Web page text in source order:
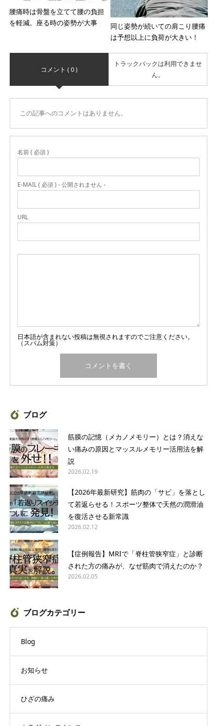
腰痛時は骨盤を立てて腰の負担
を軽減。座る時の姿勢が大事
同じ姿勢が続いての肩こり腰痛
は予想以上に負荷が大きい！
コメント ( 0 )
トラックバックは利用できませ
ん。
この記事へのコメントはありません。
名前 ( 必須 )
E-MAIL ( 必須 ) - 公開されません -
URL
日本語が含まれない投稿は無視されますのでご注意ください。
（スパム対策）
ブログ
筋膜の記憶（メカノメモリー）とは？消えな
い痛みの原因とマッスルメモリー活用法を解
説
2026.02.19
【2026年最新研究】筋肉の「サビ」を落とし
て若返らせる！スポーツ整体で天然の潤滑油
を復活させる新常識
2026.02.12
【症例報告】MRIで「脊柱管狭窄症」と診断
された方の痛みが、なぜ筋肉で消えたのか？
2026.02.05
ブログカテゴリー
Blog
お知らせ
ひざの痛み